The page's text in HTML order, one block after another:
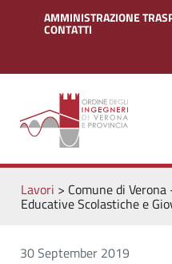
AMMINISTRAZIONE
CONTATTI
Lavori > Comune di
Educative Scolastiche e
30 September 2019